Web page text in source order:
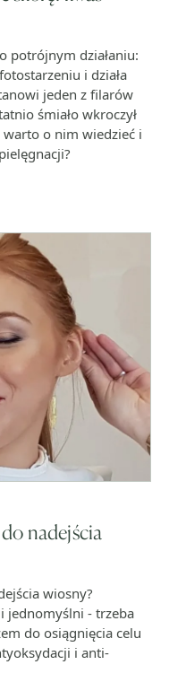
potrójnym działaniu:
i działa
jeden z filarów
śmiało wkroczył
o nim wiedzieć i
nadejścia
wiosny?
jednomyślni - trzeba
do osiągnięcia celu
i anti-